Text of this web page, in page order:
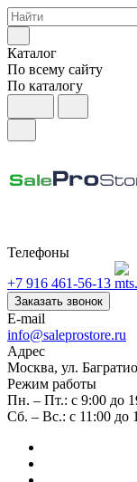
Каталог
По всему сайту
По каталогу
Телефоны
+7 916 461-56-13
Заказать звонок
E-mail
info@saleprostore.ru
Адрес
Москва, ул.
Режим работы
Пн. – Пт.: с 9:00 до
Сб. – Вс.: с 11:00 до